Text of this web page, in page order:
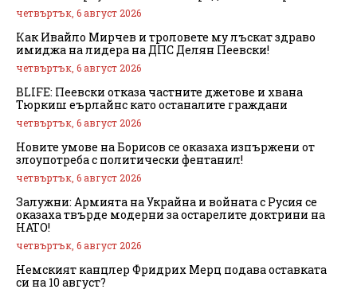
четвъртък, 6 август 2026
Как Ивайло Мирчев и троловете му лъскат здраво
имиджа на лидера на ДПС Делян Пеевски!
четвъртък, 6 август 2026
BLIFE: Пеевски отказа частните джетове и хвана
Тюркиш еърлайнс като останалите граждани
четвъртък, 6 август 2026
Новите умове на Борисов се оказаха изпържени от
злоупотреба с политически фентанил!
четвъртък, 6 август 2026
Залужни: Армията на Украйна и войната с Русия се
оказаха твърде модерни за остарелите доктрини на
НАТО!
четвъртък, 6 август 2026
Немският канцлер Фридрих Мерц подава оставката
си на 10 август?